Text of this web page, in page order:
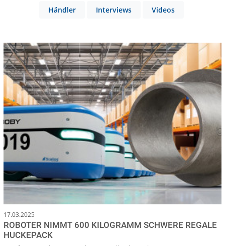
Händler Interviews Videos
17.03.2025
ROBOTER NIMMT 600 KILOGRAMM SCHWERE REGALE
HUCKEPACK